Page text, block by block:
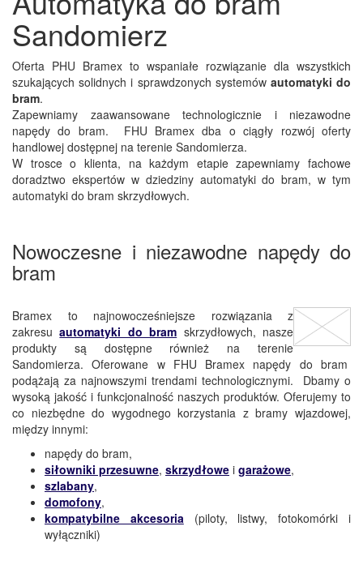
Sandomierz
Oferta PHU Bramex to wspaniałe rozwiązanie dla wszystkich
szukających solidnych i sprawdzonych systemów automatyki do
bram.
Zapewniamy zaawansowane technologicznie i niezawodne
napędy do bram. FHU Bramex dba o ciągły rozwój oferty
handlowej dostępnej na terenie Sandomierza.
W trosce o klienta, na każdym etapie zapewniamy fachowe
doradztwo ekspertów w dziedziny automatyki do bram, w tym
automatyki do bram skrzydłowych.
Nowoczesne i niezawodne napędy do
bram
Bramex to najnowocześniejsze rozwiązania z
zakresuautomatyki do bram skrzydłowych, nasze
produkty są dostępne również na terenie
Sandomierza. Oferowane w FHU Bramex napędy do bram
podążają za najnowszymi trendami technologicznymi. Dbamy o
wysoką jakość i funkcjonalność naszych produktów. Oferujemy to
co niezbędne do wygodnego korzystania z bramy wjazdowej,
między innymi:
napędy do bram,
siłowniki przesuwne, skrzydłowe i garażowe,
szlabany,
domofony,
kompatybilne akcesoria(piloty, listwy, fotokomórki i
wyłączniki)